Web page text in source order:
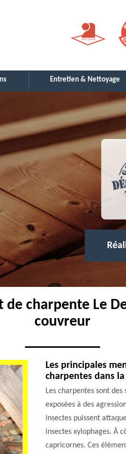
Entretien & Nettoyage
charpente Le
couvreur
Les principales
charpentes dans
Les charpentes sont
exposées à des
insectes puissent
insectes xylophages. À
capricornes. Ces